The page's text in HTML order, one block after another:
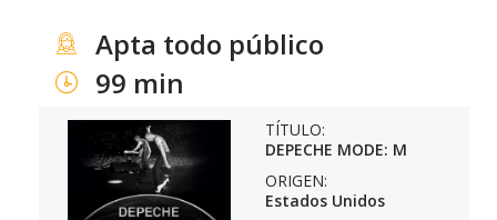
Apta todo público
99 min
TÍTULO:
DEPECHE MODE: M
ORIGEN:
Estados Unidos